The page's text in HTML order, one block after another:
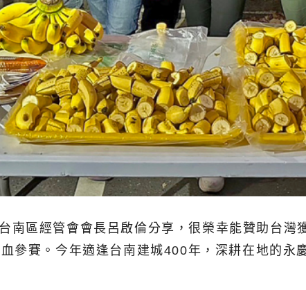
南區經管會會長呂啟倫分享，很榮幸能贊助台
參賽。今年適逢台南建城400年，深耕在地的